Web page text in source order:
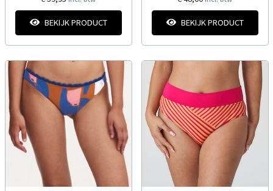
BEKIJK PRODUCT BEKIJK PRODUCT